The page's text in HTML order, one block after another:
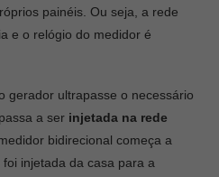
painéis. Ou seja, a rede
e o relógio do medidor é
gerador ultrapasse o necessário
a ser injetada na rede
bidirecional começa a
injetada da casa para a